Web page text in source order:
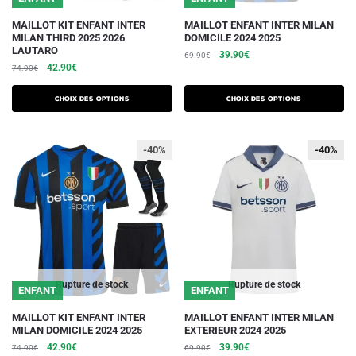
MAILLOT KIT ENFANT INTER
MILAN THIRD 2025 2026
LAUTARO
74.90€
Le
initial
était :
42.90€Le
actuel
est :
Choix des options
Ce
produit
a
plusieurs
variations.
peuvent
être
choisies
produit
MAILLOT ENFANT INTER MILAN
DOMICILE 2024 2025
69.90€
Le
initial
était :
69.90€.
39.90€Le
actuel
est :
39.90€.
Choix des options
Ce
produit
a
plusieurs
variations.
choisies
produit
Rupture de stock
ENFANT
-40%
MAILLOT KIT ENFANT INTER
MILAN DOMICILE 2024 2025
74.90€
Le
42.90€Le
Ce
produit
Rupture de stock
-40%
ENFANT
-40%
MAILLOT ENFANT INTER MILAN
EXTERIEUR 2024 2025
69.90€
Le
39.90€Le
Ce
produit